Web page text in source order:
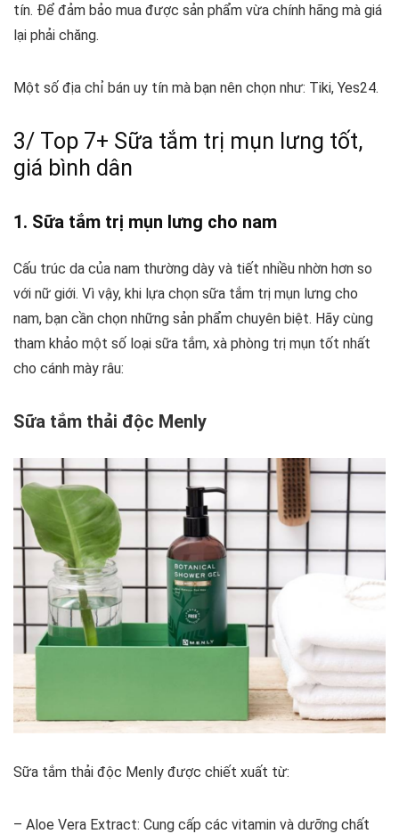
tín. Để đảm bảo mua được sản phẩm vừa chính hãng mà giá
lại phải chăng.
Một số địa chỉ bán uy tín mà bạn nên chọn như: Tiki, Yes24.
3/ Top 7+ Sữa tắm trị mụn lưng tốt,
giá bình dân
1. Sữa tắm trị mụn lưng cho nam
Cấu trúc da của nam thường dày và tiết nhiều nhờn hơn so
với nữ giới. Vì vậy, khi lựa chọn sữa tắm trị mụn lưng cho
nam, bạn cần chọn những sản phẩm chuyên biệt. Hãy cùng
tham khảo một số loại sữa tắm, xà phòng trị mụn tốt nhất
cho cánh mày râu:
Sữa tắm thải độc Menly
Sữa tắm thải độc Menly được chiết xuất từ:
– Aloe Vera Extract: Cung cấp các vitamin và dưỡng chất